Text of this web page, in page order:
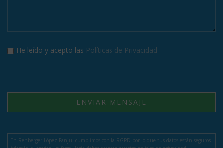
He leído y acepto las Políticas de Privacidad
En Rehberger López-Fanjul cumplimos con la RGPD por lo que tus datos están seguros.